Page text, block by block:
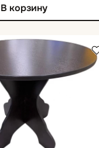
В корзину